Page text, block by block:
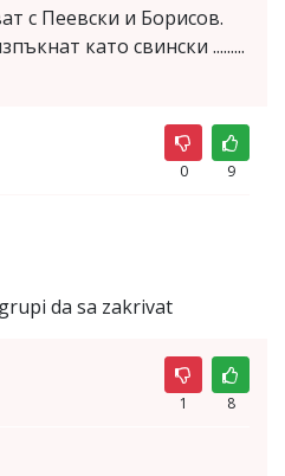
с Пеевски и Борисов.
като свински .........
0 9
da sa zakrivat
1 8